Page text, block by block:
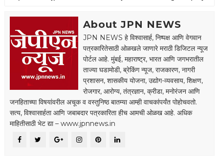
About JPN NEWS
JPN NEWS हे विश्वासार्ह, निष्पक्ष आणि वेगवान
पत्रकारितेसाठी ओळखले जाणारे मराठी डिजिटल न्यूज
पोर्टल आहे. मुंबई, महाराष्ट्र, भारत आणि जगभरातील
ताज्या घडामोडी, ब्रेकिंग न्यूज, राजकारण, नागरी
प्रशासन, शासकीय योजना, उद्योग-व्यवसाय, शिक्षण,
रोजगार, आरोग्य, तंत्रज्ञान, क्रीडा, मनोरंजन आणि
जनहिताच्या विषयांवरील अचूक व वस्तुनिष्ठ बातम्या आम्ही वाचकांपर्यंत पोहोचवतो.
सत्य, विश्वासार्हता आणि जबाबदार पत्रकारिता हीच आमची ओळख आहे. अधिक
माहितीसाठी भेट द्या – www.jpnnews.in